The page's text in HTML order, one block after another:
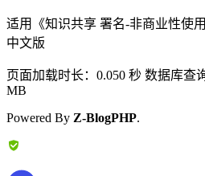
适用《知识共享 署名-非商业性使
中文版
页面加载时长：0.050 秒 数据库查
MB
Powered By Z-BlogPHP.